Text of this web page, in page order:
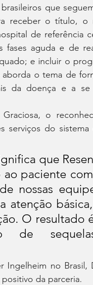
que
receber o título, o
de referência
fases aguda e de
e incluir o
o tema de
da doença e a se
o
serviços do sistema
que
paciente
nossas
atenção
O resultado
de
no Brasil,
da parceria.